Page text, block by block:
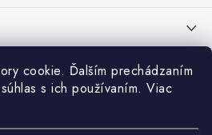
cookie. Ďalším prechádzaním
s ich používaním. Viac